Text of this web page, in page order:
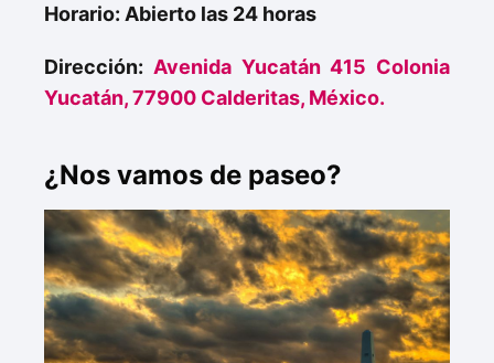
Horario: Abierto las 24 horas
Dirección: Avenida Yucatán 415 Colonia
Yucatán, 77900 Calderitas, México.
¿Nos vamos de paseo?